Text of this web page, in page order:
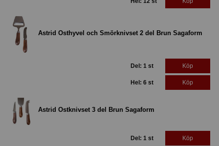
Astrid Osthyvel och Smörknivset 2 del Brun Sagaform
Del: 1 st Köp
Hel: 6 st Köp
Astrid Ostknivset 3 del Brun Sagaform
Del: 1 st Köp